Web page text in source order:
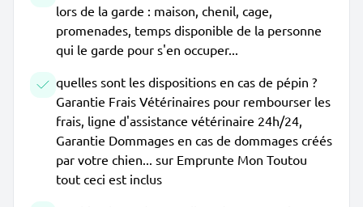
lors de la garde : maison, chenil, cage,
promenades, temps disponible de la personne
qui le garde pour s'en occuper...
quelles sont les dispositions en cas de pépin ?
Garantie Frais Vétérinaires pour rembourser les
frais, ligne d'assistance vétérinaire 24h/24,
Garantie Dommages en cas de dommages créés
par votre chien... sur Emprunte Mon Toutou
tout ceci est inclus